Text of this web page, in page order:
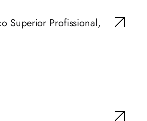
Superior Profissional,